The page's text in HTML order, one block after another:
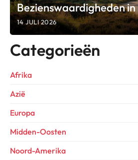
Bezienswaardigheden in
14 JULI 2026
Categorieën
Afrika
Azië
Europa
Midden-Oosten
Noord-Amerika